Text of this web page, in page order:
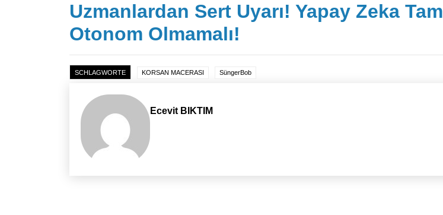
Uzmanlardan Sert Uyarı! Yapay Zeka Tam
Otonom Olmamalı!
SCHLAGWORTE KORSAN MACERASI SüngerBob
Ecevit BIKTIM